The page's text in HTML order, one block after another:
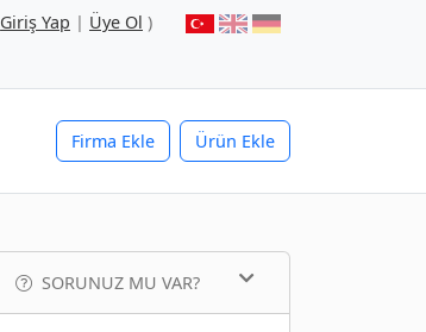
Giriş Yap | Üye Ol )
Firma Ekle Ürün Ekle
SORUNUZ MU VAR?